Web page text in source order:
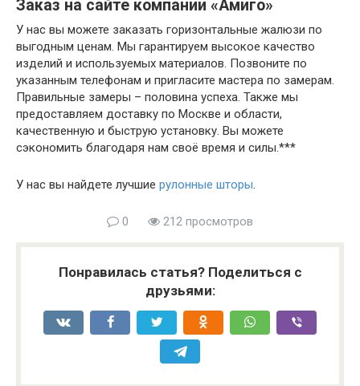
Заказ на сайте компании «Амиго»
У нас вы можете заказать горизонтальные жалюзи по
выгодным ценам. Мы гарантируем высокое качество
изделий и используемых материалов. Позвоните по
указанным телефонам и пригласите мастера по замерам.
Правильные замеры – половина успеха. Также мы
предоставляем доставку по Москве и области,
качественную и быструю установку. Вы можете
сэкономить благодаря нам своё время и силы.***
У нас вы найдете лучшие рулонные шторы.
0 212 просмотров
Понравилась статья? Поделиться с
друзьями: